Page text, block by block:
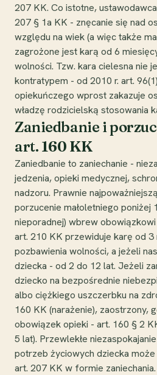
207 KK. Co istotne,
207 § 1a KK - znęcanie się nad
względu na wiek (a więc także
zagrożone jest karą od 6
wolności. Tzw. kara cielesna nie
kontratypem - od 2010 r. art.
opiekuńczego wprost zakazuje
władzę rodzicielską stosowania
Zaniedbanie i
art. 160 KK
Zaniedbanie to zaniechanie -
jedzenia, opieki medycznej,
nadzoru. Prawnie
porzucenie małoletniego poniżej
nieporadnej) wbrew
art. 210 KK przewiduje karę od
pozbawienia wolności, a jeżeli
dziecka - od 2 do 12 lat. Jeżeli
dziecko na bezpośrednie
albo ciężkiego uszczerbku na
160 KK (narażenie), zaostrzony,
obowiązek opieki - art. 160 § 2
5 lat). Przewlekłe
potrzeb życiowych dziecka
art. 207 KK w formie